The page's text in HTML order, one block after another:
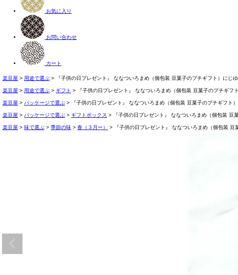
お気に入り
お問い合わせ
カート
楽豆屋 用途で選ぶ 『子供の日プレゼント』 ななついろまめ（個包装 豆菓子のプチギフト）にじ
楽豆屋 用途で選ぶ ギフト 『子供の日プレゼント』 ななついろまめ（個包装 豆菓子のプチギフ
楽豆屋 パッケージで選ぶ 『子供の日プレゼント』 ななついろまめ（個包装 豆菓子のプチギフト
楽豆屋 パッケージで選ぶ ギフトボックス 『子供の日プレゼント』 ななついろまめ（個包装
楽豆屋 味で選ぶ 季節の味 春（３月ー） 『子供の日プレゼント』 ななついろまめ（個包装